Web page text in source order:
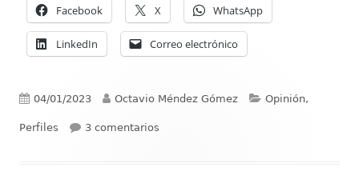
Facebook X WhatsApp
LinkedIn Correo electrónico
Publicado
el
04/01/2023 Autor
Octavio Méndez Gómez Categorías
Opinión,
Perfiles 3 comentarios